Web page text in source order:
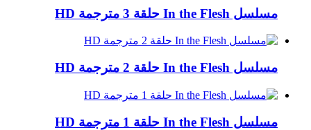
مسلسل In the Flesh حلقة 3 مترجمة HD
مسلسل In the Flesh حلقة 2 مترجمة HD
مسلسل In the Flesh حلقة 1 مترجمة HD